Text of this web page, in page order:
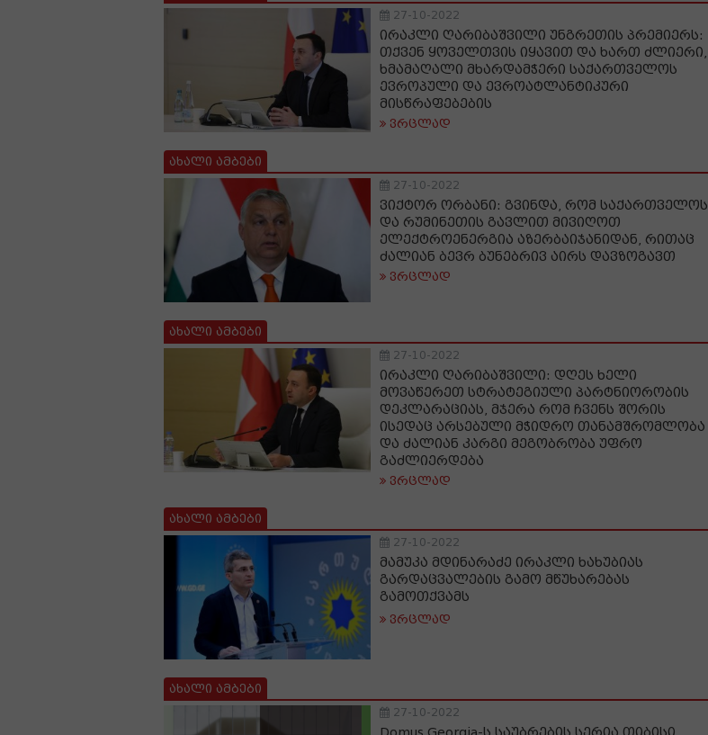
27-10-2022
ირაკლი ღარიბაშვილი უნგრეთის პრემიერს:
თქვენ ყოველთვის იყავით და ხართ ძლიერი,
ხმამაღალი მხარდამჭერი საქართველოს
ევროპული და ევროატლანტიკური
მისწრაფებების
ვრცლად
ახალი ამბები
27-10-2022
ვიქტორ ორბანი: გვინდა, რომ საქართველოს
და რუმინეთის გავლით მივიღოთ
ელექტროენერგია აზერბაიჯანიდან, რითაც
ძალიან ბევრ ბუნებრივ აირს დავზოგავთ
ვრცლად
ახალი ამბები
27-10-2022
ირაკლი ღარიბაშვილი: დღეს ხელი
მოვაწერეთ სტრატეგიული პარტნიორობის
დეკლარაციას, მჯერა რომ ჩვენს შორის
ისედაც არსებული მჭიდრო თანამშრომლობა
და ძალიან კარგი მეგობრობა უფრო
გაძლიერდება
ვრცლად
ახალი ამბები
27-10-2022
მამუკა მდინარაძე ირაკლი ხახუბიას
გარდაცვალების გამო მწუხარებას
გამოთქვამს
ვრცლად
ახალი ამბები
27-10-2022